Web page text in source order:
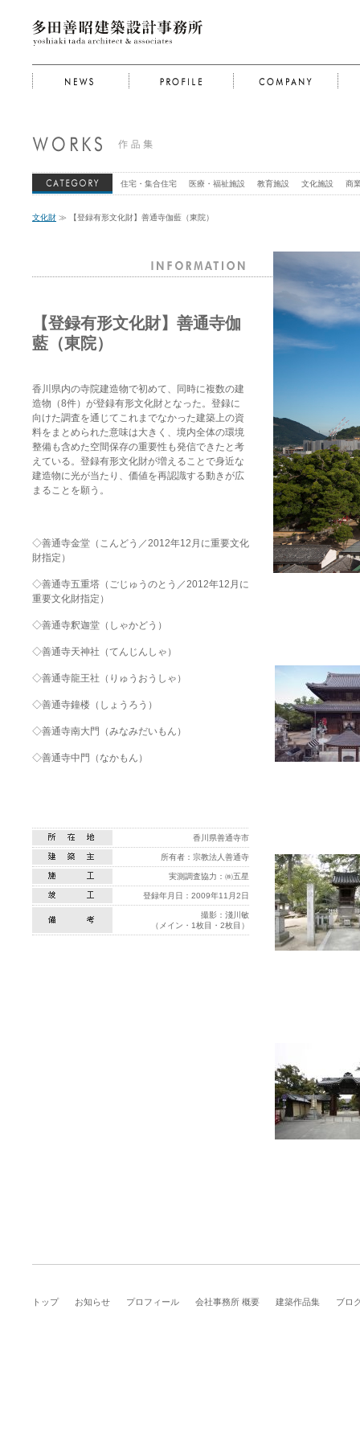
住宅・集合住宅 医療・福祉施設 教育施設 文化施設 商
文化財 ≫ 【登録有形文化財】善通寺伽藍（東院）
【登録有形文化財】善通寺伽
藍（東院）
香川県内の寺院建造物で初めて、同時に複数の建
造物（8件）が登録有形文化財となった。登録に
向けた調査を通じてこれまでなかった建築上の資
料をまとめられた意味は大きく、境内全体の環境
整備も含めた空間保存の重要性も発信できたと考
えている。登録有形文化財が増えることで身近な
建造物に光が当たり、価値を再認識する動きが広
まることを願う。
◇善通寺金堂 （こんどう／2012年12月に重要文化
財指定）
◇善通寺五重塔 （ごじゅうのとう／2012年12月に
重要文化財指定）
◇善通寺釈迦堂 （しゃかどう）
◇善通寺天神社 （てんじんしゃ）
◇善通寺龍王社 （りゅうおうしゃ）
◇善通寺鐘楼 （しょうろう）
◇善通寺南大門 （みなみだいもん）
◇善通寺中門 （なかもん）
香川県善通寺市
所有者：宗教法人善通寺
実測調査協力：㈱五星
登録年月日：2009年11月2日
撮影：淺川敏
（メイン・1枚目・2枚目）
トップ お知らせ プロフィール 会社事務所 概要 建築作品集 ブロ